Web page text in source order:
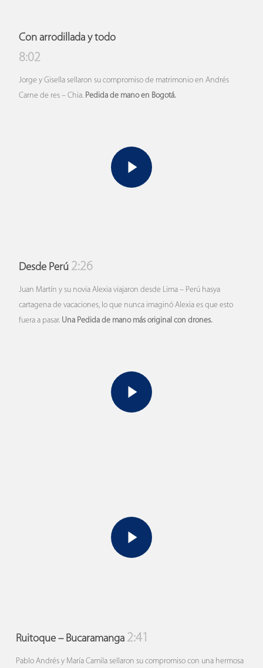
Con arrodillada y todo
8:02
Jorge y Gisella sellaron su compromiso de matrimonio en Andrés
Carne de res – Chia. Pedida de mano en Bogotá.
Play Video
Desde Perú 2:26
Juan Martín y su novia Alexia viajaron desde Lima – Perú hasya
cartagena de vacaciones, lo que nunca imaginó Alexia es que esto
fuera a pasar. Una Pedida de mano más original con drones.
Play Video
Play Video
Ruitoque – Bucaramanga 2:41
Pablo Andrés y María Camila sellaron su compromiso con una hermosa